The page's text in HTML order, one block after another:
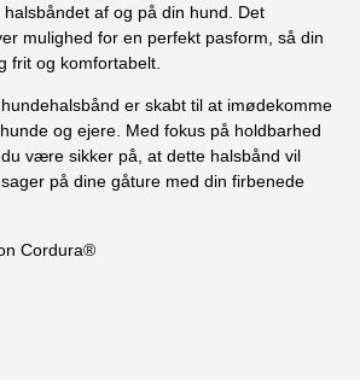
af og på din hund. Det
mulighed for en perfekt pasform, så din
frit og komfortabelt.
er skabt til at imødekomme
og ejere. Med fokus på holdbarhed
være sikker på, at dette halsbånd vil
på dine gåture med din firbenede
Cordura®